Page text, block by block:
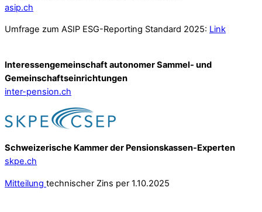
asip.ch
Umfrage zum ASIP ESG-Reporting Standard 2025: Link
Interessengemeinschaft autonomer Sammel- und
Gemeinschafts­einrichtungen
inter-pension.ch
Schweizerische Kammer der Pensionskassen-Experten
skpe.ch
Mitteilung technischer Zins per 1.10.2025